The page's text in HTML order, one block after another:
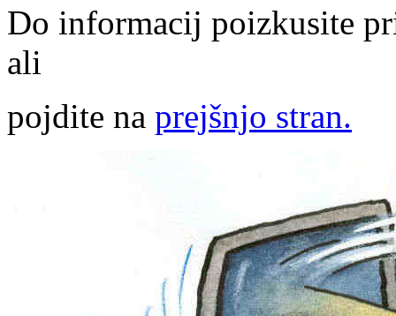
Do informacij poizkusite
ali
pojdite na prejšnjo stran.